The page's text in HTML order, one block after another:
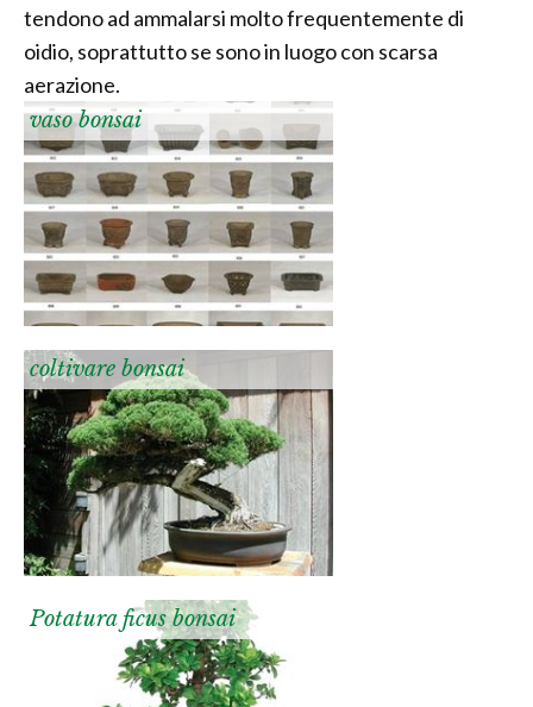
tendono ad ammalarsi molto frequentemente di
oidio, soprattutto se sono in luogo con scarsa
aerazione.
vaso bonsai
coltivare bonsai
Potatura ficus bonsai